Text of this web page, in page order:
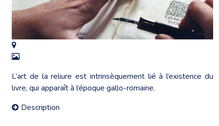
L’art de la reliure est intrinsèquement lié à l’existence du
livre, qui apparaît à l’époque gallo-romaine.
Description